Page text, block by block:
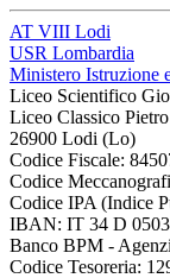
AT VIII Lodi
USR Lombardia
Ministero Istruzione
Liceo Scientifico
Liceo Classico
26900 Lodi (Lo)
Codice Fiscale:
Codice
Codice IPA (Indice
IBAN: IT 34 D
Banco BPM -
Codice Tesoreria: